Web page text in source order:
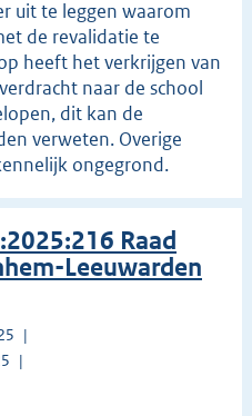
uit te leggen waarom
de revalidatie te
heeft het verkrijgen van
naar de school
dit kan de
verweten. Overige
ongegrond.
Raad
Leeuwarden